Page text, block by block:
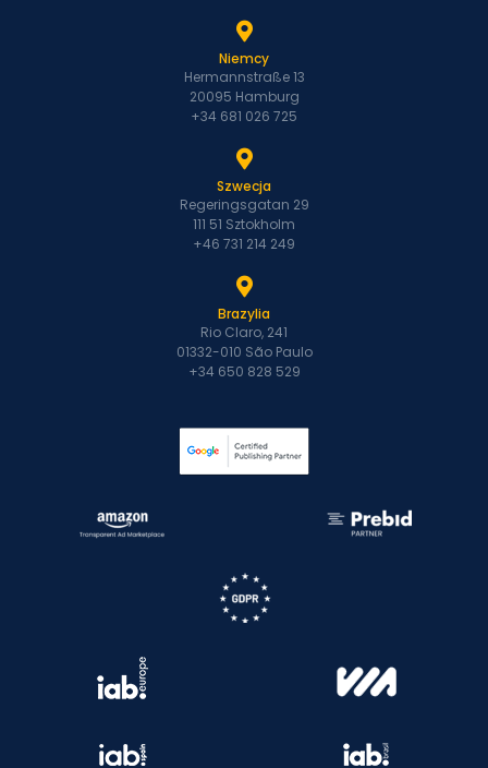
Niemcy
Hermannstraße 13
20095 Hamburg
+34 681 026 725
Szwecja
Regeringsgatan 29
111 51 Sztokholm
+46 731 214 249
Brazylia
Rio Claro, 241
01332-010 São Paulo
+34 650 828 529